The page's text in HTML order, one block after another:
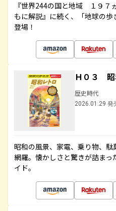
『世界244の国と地域 １９７
もに解説』に続く、「地球の
登場！
Ｈ０３ 昭
歴史時代
2026.01.29 発
昭和の風景、家電、乗り物、
網羅。懐かしさと驚きが詰ま
イド。